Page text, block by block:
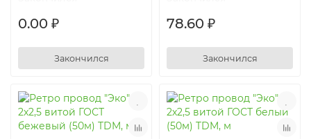
0.00 ₽
Закончился
78.60 ₽
Закончился